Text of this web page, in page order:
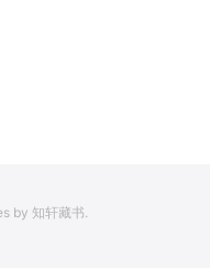
by 知轩藏书.